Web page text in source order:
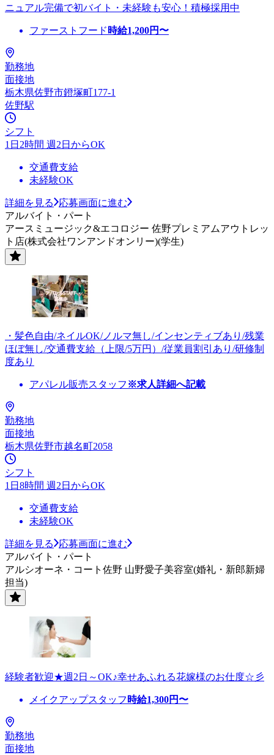
ニュアル完備で初バイト・未経験も安心！積極採用中
ファーストフード 時給1,200円〜
勤務地
面接地
栃木県佐野市鐙塚町177-1
佐野駅
シフト
1日2時間 週2日からOK
交通費支給
未経験OK
詳細を見る
応募画面に進む
アルバイト・パート
アースミュージック&エコロジー 佐野プレミアムアウトレッ
ト店(株式会社ワンアンドオンリー)(学生)
・髪色自由/ネイルOK/ノルマ無し/インセンティブあり/残業
ほぼ無し/交通費支給（上限/5万円）/従業員割引あり/研修制
度あり
アパレル販売スタッフ ※求人詳細へ記載
勤務地
面接地
栃木県佐野市越名町2058
シフト
1日8時間 週2日からOK
交通費支給
未経験OK
詳細を見る
応募画面に進む
アルバイト・パート
アルシオーネ・コート佐野 山野愛子美容室(婚礼・新郎新婦
担当)
経験者歓迎★週2日～OK♪幸せあふれる花嫁様のお仕度☆彡
メイクアップスタッフ 時給1,300円〜
勤務地
面接地